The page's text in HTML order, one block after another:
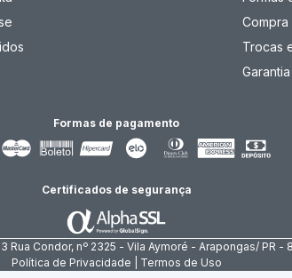
Compra
Trocas
Garantia
Formas de pagamento
Certificados de segurança
Rua Condor, nº 2325 - Vila Aymoré - Arapongas/
Política de Privacidade | Termos de Uso